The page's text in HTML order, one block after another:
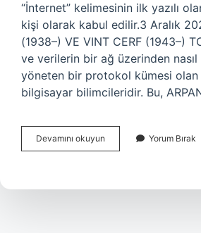
“İnternet” kelimesinin ilk yazılı
kişi olarak kabul edilir.3 Aralık
(1938–) VE VINT CERF (1943–)
ve verilerin bir ağ üzerinden
yöneten bir protokol kümesi olan
bilgisayar bilimcileridir. Bu,
Devamını okuyun
Bilgisayar
Nedir
Yorum Bırak